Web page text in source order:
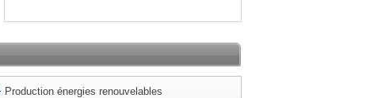
Production énergies renouvelables